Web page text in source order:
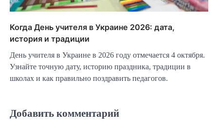
Когда День учителя в Украине 2026: дата,
история и традиции
День учителя в Украине в 2026 году отмечается 4 октября.
Узнайте точную дату, историю праздника, традиции в
школах и как правильно поздравить педагогов.
Добавить комментарий